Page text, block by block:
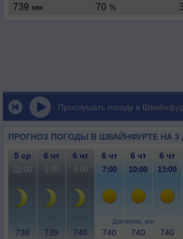
739 мм 70 %
Прослушать погоду в
ПРОГНОЗ ПОГОДЫ В ШВАЙНФУРТЕ НА 3
Давление, мм
5 ср 6 чт 6 чт 6 чт 6 чт 6 чт
22:00 1:00 4:00 7:00 10:00 13:00
738 739 740 740 740 740